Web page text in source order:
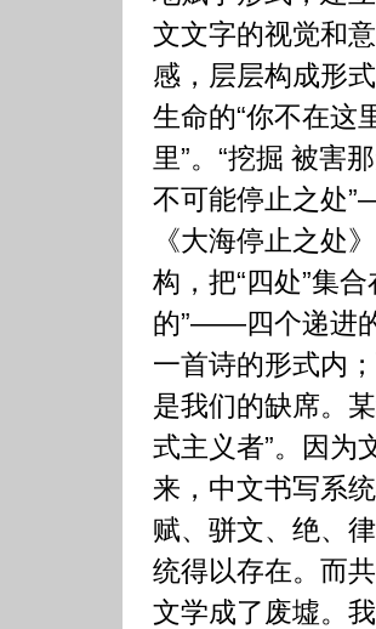
文文字的视觉和
感，层层构成形
生命的“你不在这
里”。“挖掘 被害
不可能停止之处
《大海停止之处
构，把“四处”集
的”——四个递进
一首诗的形式内
是我们的缺席。
式主义者”。因为
来，中文书写系
赋、骈文、绝、
统得以存在。而
文学成了废墟。